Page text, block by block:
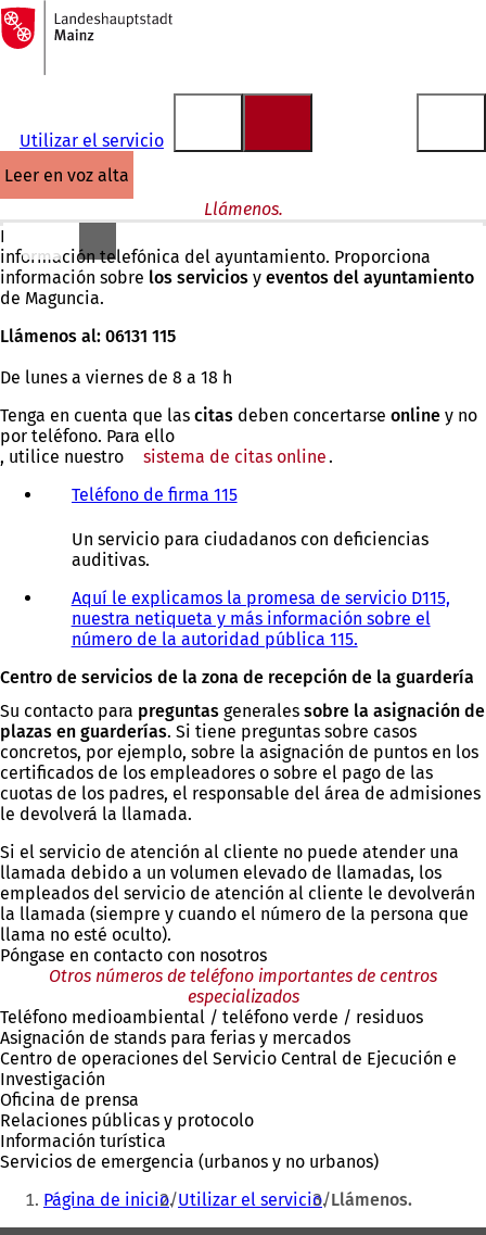
Saltar al contenido
A
la
página
Utilizar el servicio
leer en voz alta
Llámenos.
El centro de atención al cliente es el servicio central de
información telefónica del ayuntamiento. Proporciona
información sobre los servicios y eventos del ayuntamiento
de Maguncia.
Llámenos al: 06131 115
De lunes a viernes de 8 a 18 h
Tenga en cuenta que las citas deben concertarse online y no
por teléfono. Para ello
, utilice nuestro
sistema de citas online.
Teléfono de firma 115(
e
r
e
e
u
a
n
u
e
v
p
e
s
t
ñ
a
)
Un servicio para ciudadanos con deficiencias
auditivas.
Aquí le explicamos la promesa de servicio D115,
nuestra netiqueta y más información sobre el
número de la autoridad pública 115.
Centro de servicios de la zona de recepción de la guardería
Su contacto para preguntas generales sobre la asignación de
plazas en guarderías. Si tiene preguntas sobre casos
concretos, por ejemplo, sobre la asignación de puntos en los
certificados de los empleadores o sobre el pago de las
cuotas de los padres, el responsable del área de admisiones
le devolverá la llamada.
Si el servicio de atención al cliente no puede atender una
llamada debido a un volumen elevado de llamadas, los
empleados del servicio de atención al cliente le devolverán
la llamada (siempre y cuando el número de la persona que
llama no esté oculto).
Póngase en contacto con nosotros
Otros números de teléfono importantes de centros
especializados
Teléfono medioambiental / teléfono verde / residuos
Asignación de stands para ferias y mercados
Centro de operaciones del Servicio Central de Ejecución e
Investigación
Oficina de prensa
Relaciones públicas y protocolo
Información turística
Servicios de emergencia (urbanos y no urbanos)
Estás
aquí:
Página de inicio Utilizar el servicio Llámenos.